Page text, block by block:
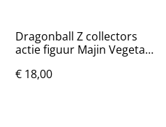
Dragonball Z collectors
actie figuur Majin Vegeta
€ 18,00